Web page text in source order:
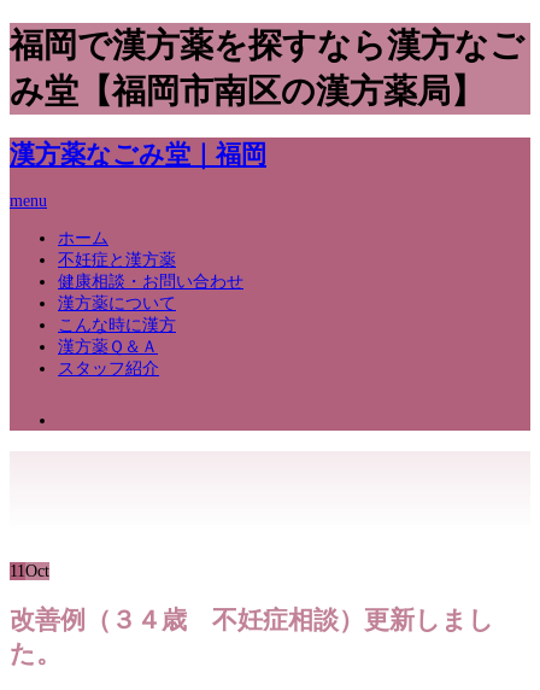
福岡で漢方薬を探すなら漢方なご
み堂【福岡市南区の漢方薬局】
漢方薬なごみ堂｜福岡
menu
ホーム
不妊症と漢方薬
健康相談・お問い合わせ
漢方薬について
こんな時に漢方
漢方薬Ｑ＆Ａ
スタッフ紹介
11Oct
改善例（３４歳 不妊症相談）更新しまし
た。